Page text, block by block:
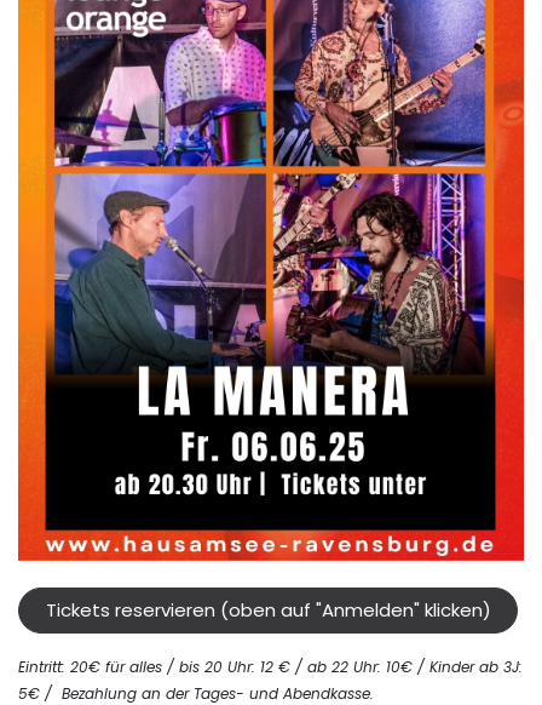
Tickets reservieren (oben auf "Anmelden" klicken)
Eintritt: 20€ für alles / bis 20 Uhr: 12 € / ab 22 Uhr: 10€ / Kinder ab 3J:
5€ / Bezahlung an der Tages- und Abendkasse.